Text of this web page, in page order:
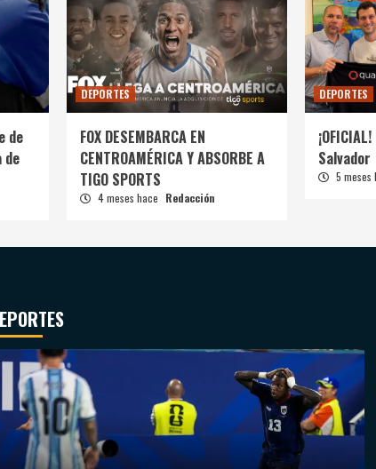
de
de
DEPORTES
FOX DESEMBARCA EN
CENTROAMÉRICA Y ABSORBE A
TIGO SPORTS
4 meses hace Redacción
DEPORTES
Salvador
5 meses